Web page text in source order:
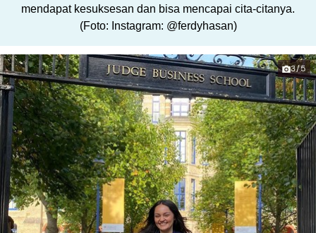
mendapat kesuksesan dan bisa mencapai cita-citanya.
(Foto: Instagram: @ferdyhasan)
3/5